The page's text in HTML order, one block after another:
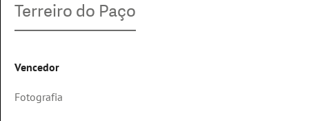
Terreiro do Paço
Vencedor
Fotografia